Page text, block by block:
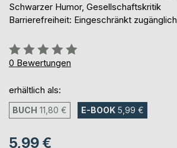
Schwarzer Humor, Gesellschaftskritik
Barrierefreiheit: Eingeschränkt zugänglich
Bewertung::
0%
0 Bewertungen
erhältlich als:
BUCH 11,80 € E-BOOK 5,99 €
5,99 €